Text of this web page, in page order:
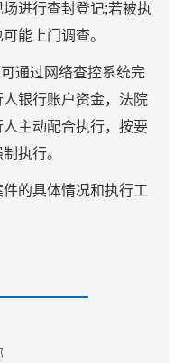
进行查封登记;若被执
能上门调查。
通过网络查控系统完
银行账户资金，法院
主动配合执行，按要
执行。
的具体情况和执行工